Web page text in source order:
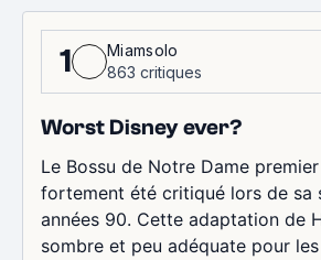
1
Miamsolo
863 critiques
Worst Disney ever?
Le Bossu de Notre Dame
fortement été critiqué lors de sa
années 90. Cette adaptation de
sombre et peu adéquate pour